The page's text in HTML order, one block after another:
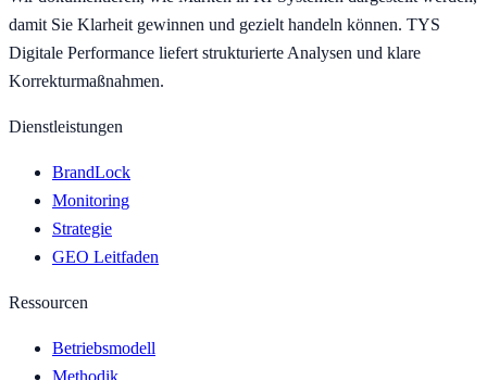
damit Sie Klarheit gewinnen und gezielt handeln können. TYS
Digitale Performance liefert strukturierte Analysen und klare
Korrekturmaßnahmen.
Dienstleistungen
BrandLock
Monitoring
Strategie
GEO Leitfaden
Ressourcen
Betriebsmodell